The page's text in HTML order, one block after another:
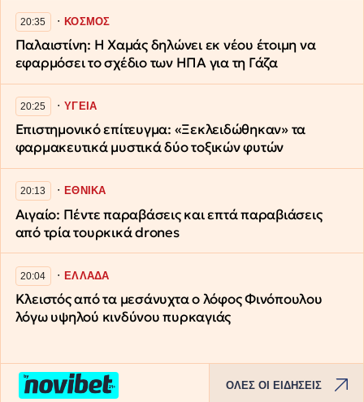
20:35 ∙ΚΟΣΜΟΣ
Παλαιστίνη: Η Χαμάς δηλώνει εκ νέου έτοιμη να
εφαρμόσει το σχέδιο των ΗΠΑ για τη Γάζα
20:25 ∙ΥΓΕΙΑ
Επιστημονικό επίτευγμα: «Ξεκλειδώθηκαν» τα
φαρμακευτικά μυστικά δύο τοξικών φυτών
20:13 ∙ΕΘΝΙΚΑ
Αιγαίο: Πέντε παραβάσεις και επτά παραβιάσεις
από τρία τουρκικά drones
20:04 ∙ΕΛΛΑΔΑ
Κλειστός από τα μεσάνυχτα ο λόφος Φινόπουλου
λόγω υψηλού κινδύνου πυρκαγιάς
ΟΛΕΣ ΟΙ ΕΙΔΗΣΕΙΣ